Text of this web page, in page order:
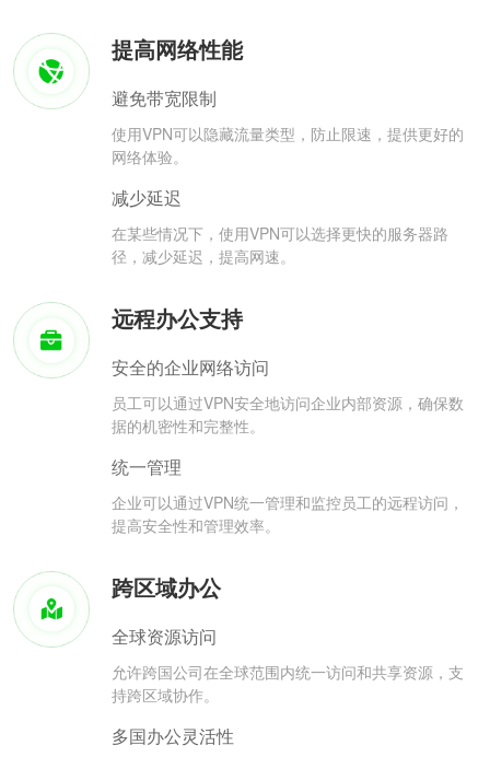
提高网络性能
避免带宽限制
使用VPN可以隐藏流量类型，防止限速，提供更好的
网络体验。
减少延迟
在某些情况下，使用VPN可以选择更快的服务器路
径，减少延迟，提高网速。
远程办公支持
安全的企业网络访问
员工可以通过VPN安全地访问企业内部资源，确保数
据的机密性和完整性。
统一管理
企业可以通过VPN统一管理和监控员工的远程访问，
提高安全性和管理效率。
跨区域办公
全球资源访问
允许跨国公司在全球范围内统一访问和共享资源，支
持跨区域协作。
多国办公灵活性